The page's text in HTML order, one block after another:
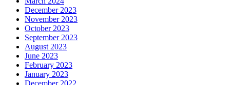
December 2023
November 2023
October 2023
September 2023
August 2023
June 2023
February 2023
January 2023